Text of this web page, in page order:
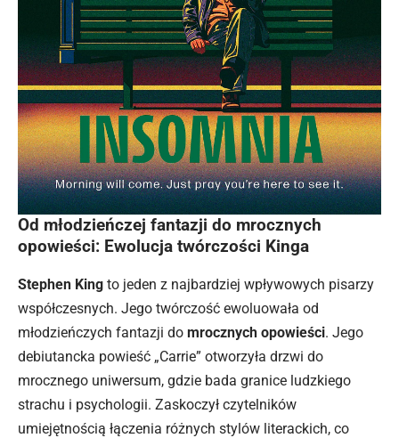
Od młodzieńczej fantazji do mrocznych
opowieści: Ewolucja twórczości Kinga
Stephen King to jeden z najbardziej wpływowych pisarzy
współczesnych. Jego twórczość ewoluowała od
młodzieńczych fantazji do mrocznych opowieści. Jego
debiutancka powieść „Carrie” otworzyła drzwi do
mrocznego uniwersum, gdzie bada granice ludzkiego
strachu i psychologii. Zaskoczył czytelników
umiejętnością łączenia różnych stylów literackich, co